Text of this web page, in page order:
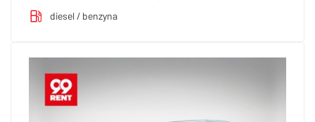
diesel / benzyna